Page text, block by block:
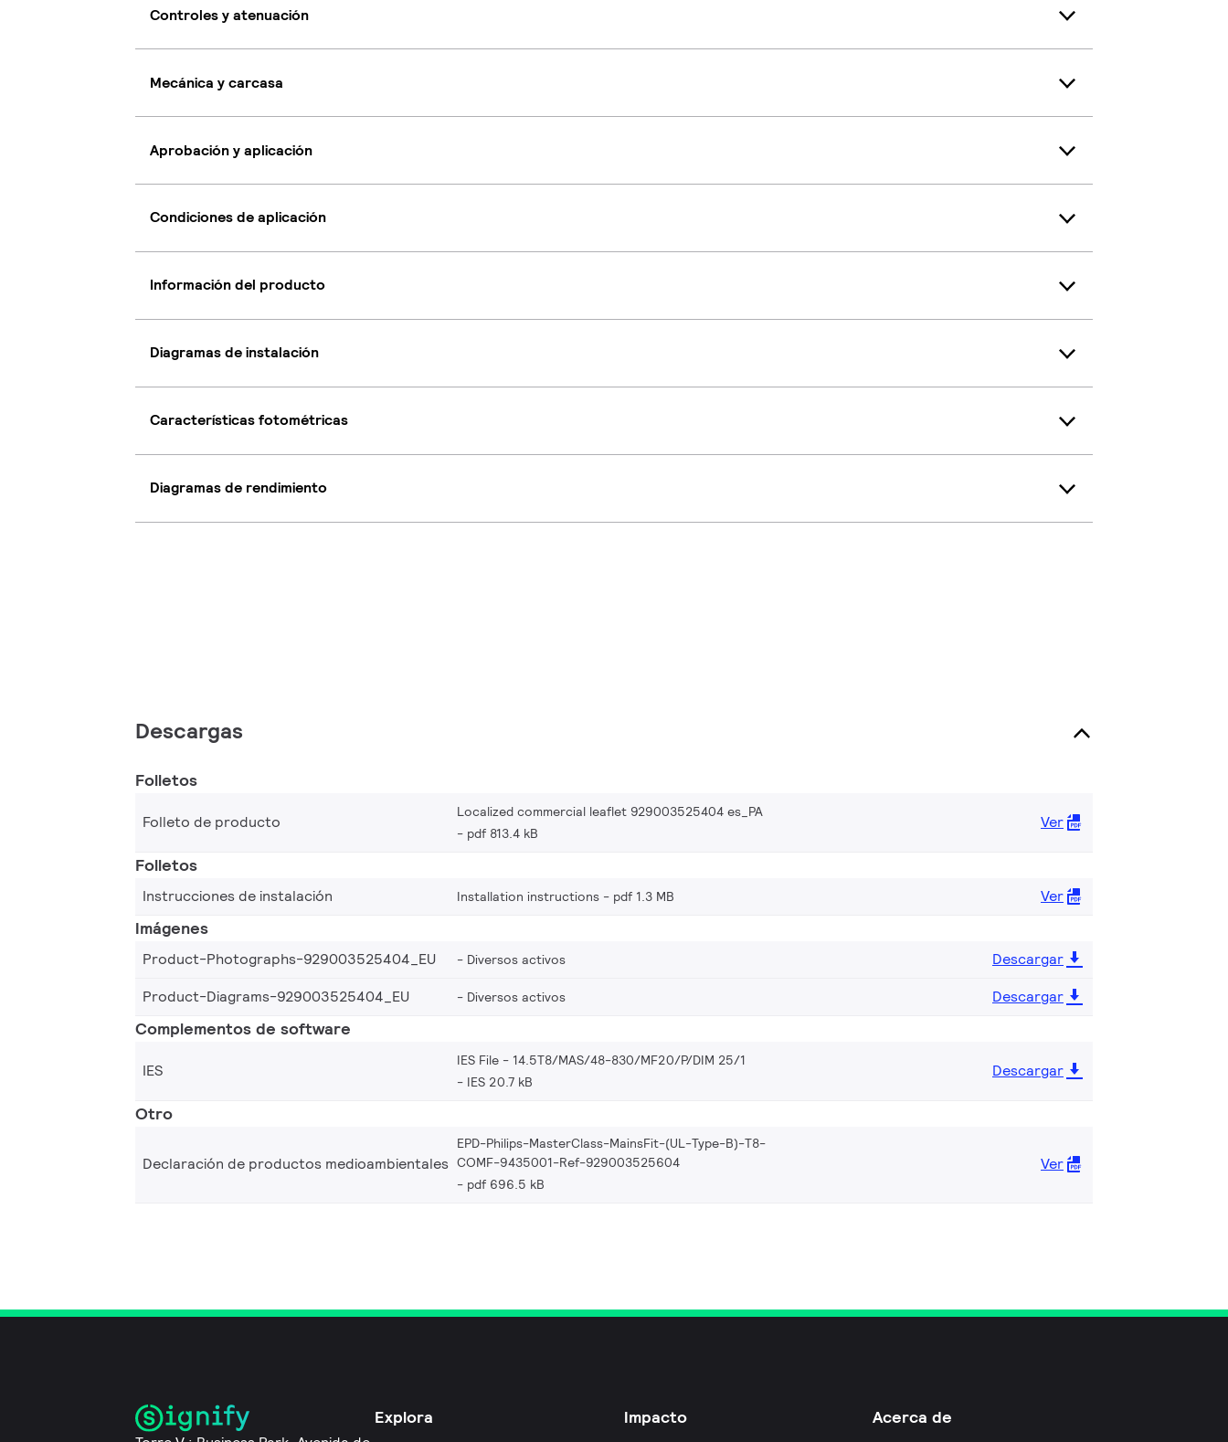
Controles y atenuación
Mecánica y carcasa
Aprobación y aplicación
Condiciones de aplicación
Información del producto
Diagramas de instalación
Características fotométricas
Diagramas de rendimiento
Descargas
Folletos
Folleto de producto
Localized commercial leaflet 929003525404 es_PA
pdf 813.4 kB
Ver
Folletos
Instrucciones de instalación Installation instructions pdf 1.3 MB Ver
Imágenes
Product-Photographs-929003525404_EU Diversos activos
Descargar
Product-Diagrams-929003525404_EU
Diversos activos Descargar
Complementos de software
IES
IES File - 14.5T8/MAS/48-830/MF20/P/DIM 25/1
IES 20.7 kB
Descargar
Otro
Declaración de productos medioambientales
EPD-Philips-MasterClass-MainsFit-(UL-Type-B)-T8-
COMF-9435001-Ref-929003525604
pdf 696.5 kB
Ver
Explora Impacto Acerca de